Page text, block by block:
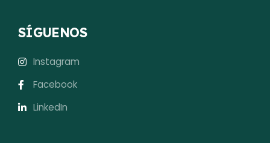
SÍGUENOS
Instagram
Facebook
LinkedIn